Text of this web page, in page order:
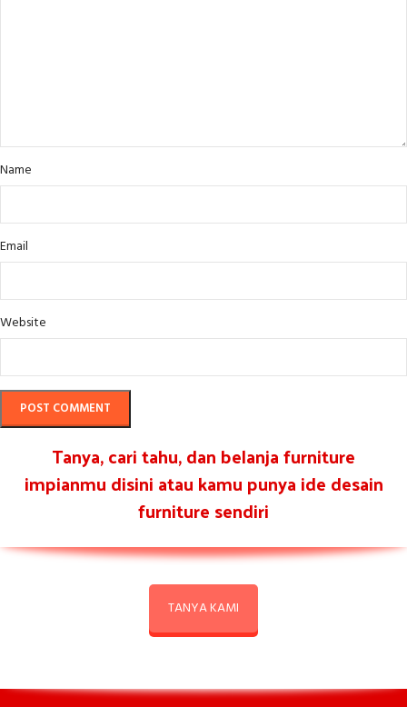
Name
Email
Website
Tanya, cari tahu, dan belanja furniture
impianmu disini atau kamu punya ide desain
furniture sendiri
TANYA KAMI